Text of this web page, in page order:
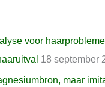
voor
18 september
maar